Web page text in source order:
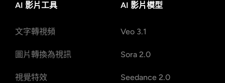
AI 影片工具
文字轉視頻
圖片轉換為視訊
視覺特效
AI 影片模型
Veo 3.1
Sora 2.0
Seedance 2.0